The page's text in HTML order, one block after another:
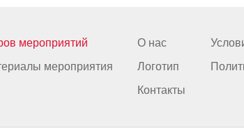
мероприятий
мероприятия
О нас
Логотип
Контакты